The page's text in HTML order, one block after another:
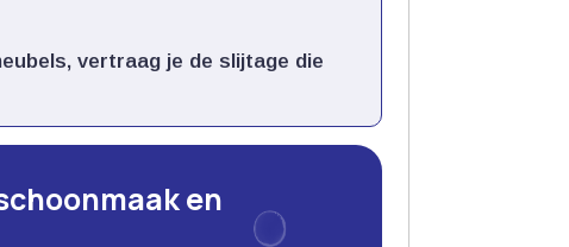
vertraag je de slijtage die
en